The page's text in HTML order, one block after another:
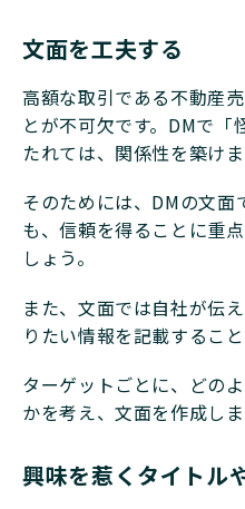
文面を工夫する
高額な取引である不動産
とが不可欠です。DMで
たれては、関係性を築けま
そのためには、DMの文面
も、信頼を得ることに重
しょう。
また、文面では自社が伝
りたい情報を記載すること
ターゲットごとに、どの
かを考え、文面を作成しま
興味を惹くタイトル